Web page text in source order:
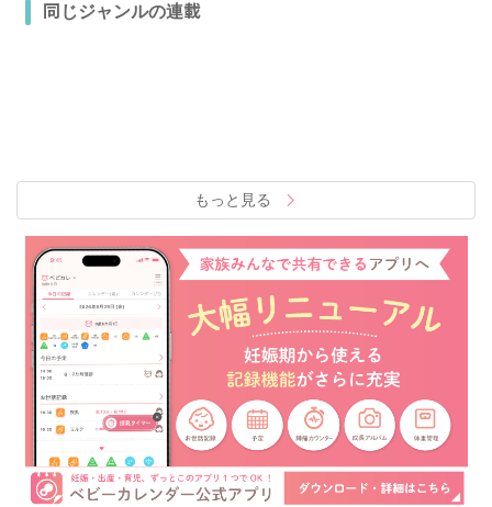
同じジャンルの連載
もっと見る